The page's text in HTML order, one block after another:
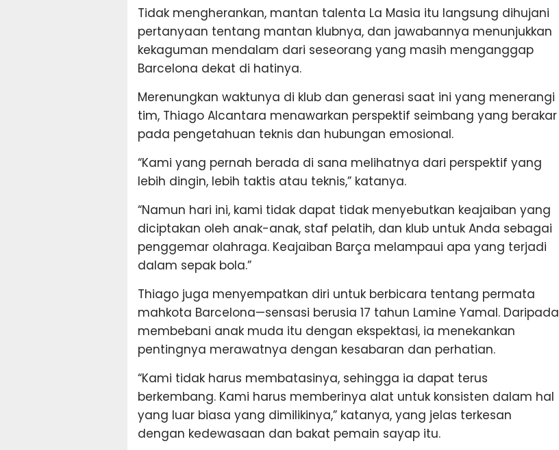
Tidak mengherankan, mantan talenta La Masia itu langsung dihujani
pertanyaan tentang mantan klubnya, dan jawabannya menunjukkan
kekaguman mendalam dari seseorang yang masih menganggap
Barcelona dekat di hatinya.
Merenungkan waktunya di klub dan generasi saat ini yang menerangi
tim, Thiago Alcantara menawarkan perspektif seimbang yang berakar
pada pengetahuan teknis dan hubungan emosional.
“Kami yang pernah berada di sana melihatnya dari perspektif yang
lebih dingin, lebih taktis atau teknis,” katanya.
“Namun hari ini, kami tidak dapat tidak menyebutkan keajaiban yang
diciptakan oleh anak-anak, staf pelatih, dan klub untuk Anda sebagai
penggemar olahraga. Keajaiban Barça melampaui apa yang terjadi
dalam sepak bola.”
Thiago juga menyempatkan diri untuk berbicara tentang permata
mahkota Barcelona—sensasi berusia 17 tahun Lamine Yamal. Daripada
membebani anak muda itu dengan ekspektasi, ia menekankan
pentingnya merawatnya dengan kesabaran dan perhatian.
“Kami tidak harus membatasinya, sehingga ia dapat terus
berkembang. Kami harus memberinya alat untuk konsisten dalam hal
yang luar biasa yang dimilikinya,” katanya, yang jelas terkesan
dengan kedewasaan dan bakat pemain sayap itu.